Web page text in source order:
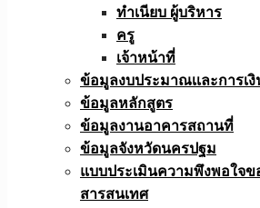
ทำเนียบ ผู้บริหาร
ครู
เจ้าหน้าที่
ข้อมูลงบประมาณเเละการเงิ
ข้อมูลหลักสูตร
ข้อมูลงานอาคารสถานที่
ข้อมูลจังหวัดนครปฐม
แบบประเมินความพึงพอใจข
สารสนเทศ